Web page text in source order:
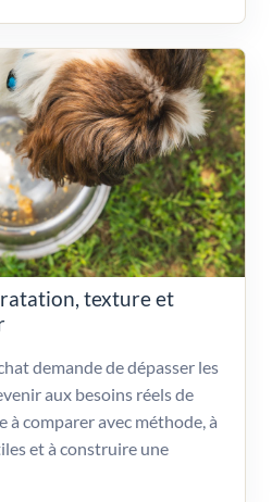
texture et
demande de dépasser les
aux besoins réels de
à comparer avec méthode, à
et à construire une